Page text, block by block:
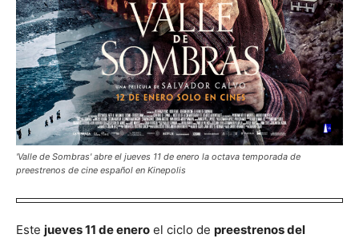
'Valle de Sombras' abre el jueves 11 de enero la octava temporada de
preestrenos de cine español en Kinepolis
Este jueves 11 de enero el ciclo de preestrenos del